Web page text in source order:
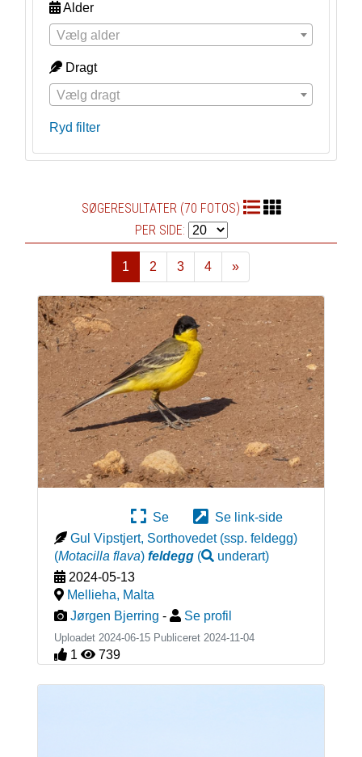
Alder
Vælg alder
Dragt
Vælg dragt
Ryd filter
SØGERESULTATER (70 FOTOS)
PER SIDE:
1 2 3 4
»
Næste
Se
Se link-side
Gul Vipstjert, Sorthovedet (ssp. feldegg)
(Motacilla flava) feldegg( underart)
2024-05-13
Mellieha, Malta
Jørgen Bjerring - Se profil
Uploadet 2024-06-15 Publiceret 2024-11-04
1 739